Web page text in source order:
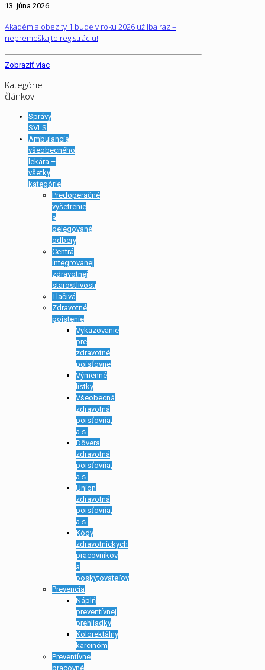
13. júna 2026
Akadémia obezity 1 bude v roku 2026 už iba raz –
nepremeškajte registráciu!
Zobraziť viac
Kategórie
článkov
Správy
SVLS
Ambulancia
všeobecného
lekára –
všetky
kategórie
Predoperačné
vyšetrenie
a
delegované
odbery
Centrá
integrovanej
zdravotnej
starostlivosti
Tlačivá
Zdravotné
poistenie
Vykazovanie
pre
zdravotné
poisťovne
Výmenné
lístky
Všeobecná
zdravotná
poisťovňa,
a.s.
Dôvera
zdravotná
poisťovňa,
a.s.
Union
zdravotná
poisťovňa,
a.s.
Kódy
zdravotníckych
pracovníkov
a
poskytovateľov
Prevencia
Náplň
preventívnej
prehliadky
Kolorektálny
karcinóm
Preventívne
pracovné